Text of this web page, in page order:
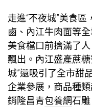
走進“不夜城”美食
鹵、內江牛肉面等
美食檔口前擠滿了
飄出。內江盛產蔗糖
城”還吸引了全市甜
企業參展，商品種
銷隆昌青包養網石